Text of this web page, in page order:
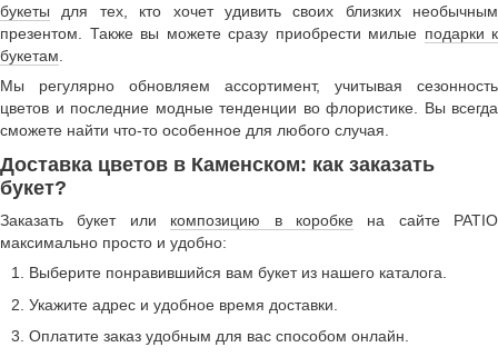
букеты для тех, кто хочет удивить своих близких необычным
презентом. Также вы можете сразу приобрести милые подарки к
букетам
Мы регулярно обновляем ассортимент, учитывая сезонность
цветов и последние модные тенденции во флористике. Вы всегда
сможете найти что-то особенное для любого случая.
Доставка цветов в Каменском: как заказать
букет?
Заказать букет или композицию в коробкена сайте PATIO
максимально просто и удобно:
Выберите понравившийся вам букет из нашего каталога.
Укажите адрес и удобное время доставки.
Оплатите заказ удобным для вас способом онлайн.